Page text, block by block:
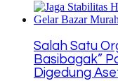
Salah Satu
Basibagak”
Digedung